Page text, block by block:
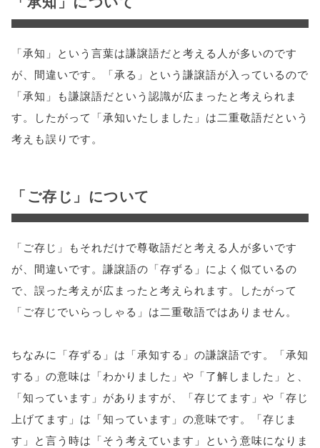
「承知」という言葉は謙譲語だと考える人が多いのです
が、間違いです。「承る」という謙譲語が入っているので
「承知」も謙譲語だという認識が広まったと考えられま
す。したがって「承知いたしました」は二重敬語だという
考えも誤りです。
「ご存じ」について
「ご存じ」もそれだけで尊敬語だと考える人が多いです
が、間違いです。謙譲語の「存ずる」によく似ているの
で、誤った考えが広まったと考えられます。したがって
「ご存じでいらっしゃる」は二重敬語ではありません。
ちなみに「存ずる」は「承知する」の謙譲語です。「承知
する」の意味は「わかりました」や「了解しました」と、
「知っています」がありますが、「存じてます」や「存じ
上げてます」は「知っています」の意味です。「存じま
す」と言う時は「そう考えています」という意味になりま